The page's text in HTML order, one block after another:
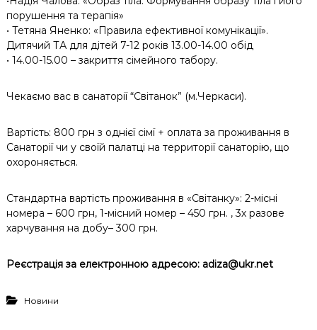
порушення та терапія»
• Тетяна Яненко: «Правила ефективної комунікації».
Дитячий ТА для дітей 7-12 років 13.00-14.00 обід
• 14.00-15.00 – закриття сімейного табору.
Чекаємо вас в санаторії “Світанок” (м.Черкаси).
Вартість: 800 грн з однієї сімї + оплата за проживання в
Санаторії чи у своїй палатці на территорії санаторію, що
охороняється.
Стандартна вартість проживання в «Світанку»: 2-місні
номера – 600 грн, 1-місний номер – 450 грн. , 3х разове
харчування на добу– 300 грн.
Реєстрація за електронною адресою: adiza@ukr.net
Новини